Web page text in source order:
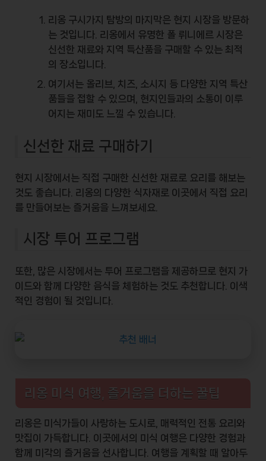
리옹 구시가지 탐방의 마지막은 현지 시장을 방문하
는 것입니다. 리옹에서 유명한 폴 뤼니에르 시장은
신선한 재료와 지역 특산품을 구매할 수 있는 최적
의 장소입니다.
여기서는 올리브, 치즈, 소시지 등 다양한 지역 특산
품들을 접할 수 있으며, 현지인들과의 소통이 이루
어지는 재미도 느낄 수 있습니다.
신선한 재료 구매하기
현지 시장에서는 직접 구매한 신선한 재료로 요리를 해보는
것도 좋습니다. 리옹의 다양한 식자재로 이곳에서 직접 요리
를 만들어보는 즐거움을 느껴보세요.
시장 투어 프로그램
또한, 많은 시장에서는 투어 프로그램을 제공하므로 현지 가
이드와 함께 다양한 음식을 체험하는 것도 추천합니다. 이색
적인 경험이 될 것입니다.
리옹 미식 여행, 즐거움을 더하는 꿀팁
리옹은 미식가들이 사랑하는 도시로, 매력적인 전통 요리 와
맛집이 가득합니다. 이곳에서의 미식 여행은 다양한 경험과
함께
미각의 즐거움을 선사합니다. 여행을 계획할 때 알아두